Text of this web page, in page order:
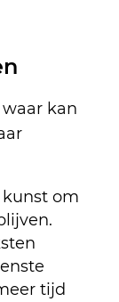
kan
kunst om
tijd